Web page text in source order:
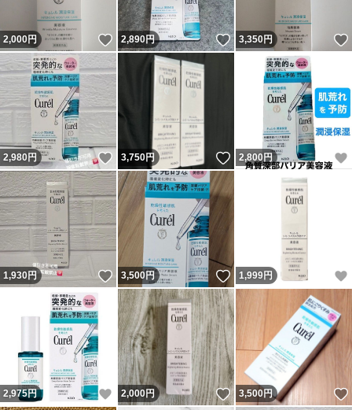
2,000円 いいね！
2,890円 いいね！
3,350円
2,980円 いいね！
3,750円 いいね！
2,800円
1,930円 いいね！
3,500円 いいね！
1,999円
2,975円 いいね！
2,000円 いいね！
3,500円